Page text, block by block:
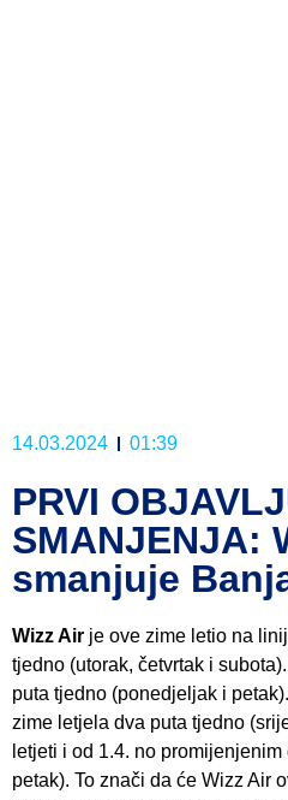
14.03.2024 01:39
PRVI
SMANJENJA:
smanjuje
Wizz Air je ove zime letio na
tjedno (utorak, četvrtak i
puta tjedno (ponedjeljak i
zime letjela dva puta tjedno
letjeti i od 1.4. no
petak). To znači da će Wizz Air